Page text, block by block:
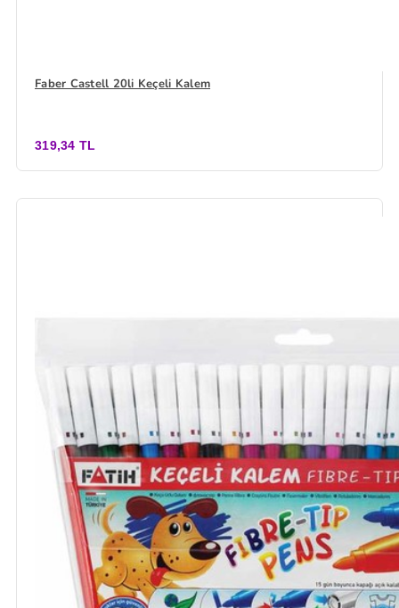
Faber Castell 20li Keçeli Kalem
319,34 TL